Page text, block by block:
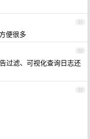
31
便很多
32
过滤、可视化查询日志还
33